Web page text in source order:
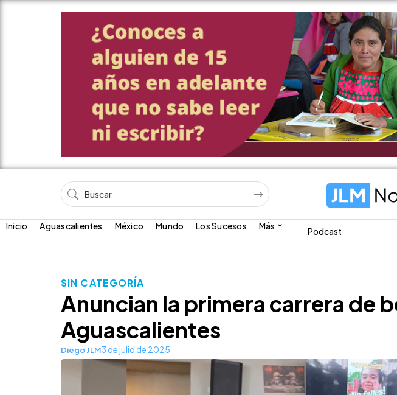
Inicio Aguascalientes México Mundo Los Sucesos Más Podcast
SIN CATEGORÍA
Anuncian la primera carrera de
Aguascalientes
Diego JLM3 de julio de 2025